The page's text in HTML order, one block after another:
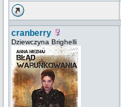
cranberry
Dziewczyna Brighelli